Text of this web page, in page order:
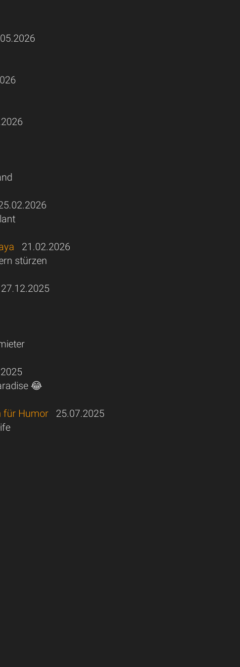
21.02.2026
stürzen
27.12.2025
😂
für Humor 25.07.2025